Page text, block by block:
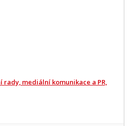
rady, mediální komunikace a PR,